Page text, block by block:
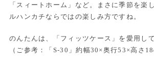
「スィートホーム」など。まさに季節を楽
ルハンカチならではの楽しみ方ですね。
のんたんは、「フィッツケース」を愛用し
（ご参考：「S-30」約幅30×奥行53×高さ